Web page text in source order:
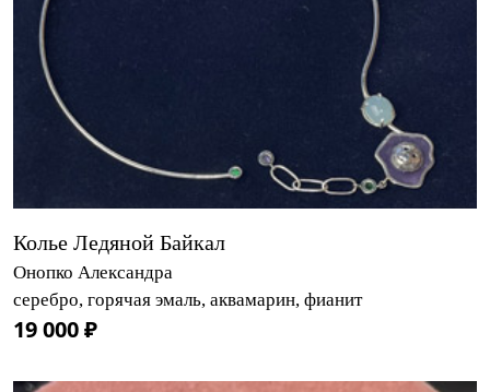
Колье Ледяной Байкал
Онопко Александра
серебро, горячая эмаль, аквамарин, фианит
19 000 ₽